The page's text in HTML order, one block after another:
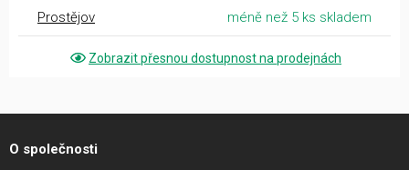
Prostějov méně než 5 ks skladem
Zobrazit přesnou dostupnost na prodejnách
O společnosti